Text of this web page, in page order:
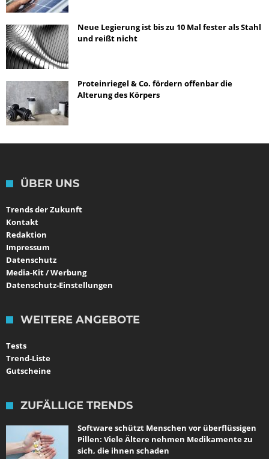
Neue Legierung ist bis zu 10 Mal fester als Stahl
und reißt nicht
Proteinriegel & Co. fördern offenbar die
Alterung des Körpers
ÜBER UNS
Trends der Zukunft
Kontakt
Redaktion
Impressum
Datenschutz
Media-Kit / Werbung
Datenschutz-Einstellungen
WEITERE ANGEBOTE
Tests
Trend-Liste
Gutscheine
ZUFÄLLIGE TRENDS
Software schützt Menschen vor überflüssigen
Pillen: Viele Ältere nehmen Medikamente zu
sich, die ihnen schaden